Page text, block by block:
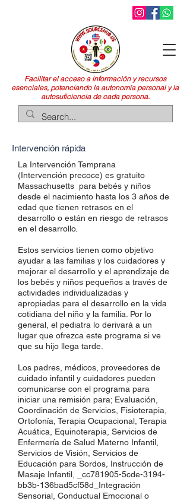
Facilitar el acceso a información y recursos
esenciales, potenciando la autonomía personal y la
autosuficiencia de cada persona.
Intervención rápida
La Intervención Temprana
(Intervención precoce) es gratuito
Massachusetts para bebés y niños
desde el nacimiento hasta los 3 años de
edad que tienen retrasos en el
desarrollo o están en riesgo de retrasos
en el desarrollo.
Estos servicios tienen como objetivo
ayudar a las familias y los cuidadores y
mejorar el desarrollo y el aprendizaje de
los bebés y niños pequeños a través de
actividades individualizadas y
apropiadas para el desarrollo en la vida
cotidiana del niño y la familia. Por lo
general, el pediatra lo derivará a un
lugar que ofrezca este programa si ve
que su hijo llega tarde.
Los padres, médicos, proveedores de
cuidado infantil y cuidadores pueden
comunicarse con el programa para
iniciar una remisión para; Evaluación,
Coordinación de Servicios, Fisioterapia,
Ortofonía, Terapia Ocupacional, Terapia
Acuática, Equinoterapia, Servicios de
Enfermería de Salud Materno Infantil,
Servicios de Visión, Servicios de
Educación para Sordos, Instrucción de
Masaje Infantil, _cc781905-5cde-3194-
bb3b-136bad5cf58d_Integración
Sensorial, Conductual Emocional o